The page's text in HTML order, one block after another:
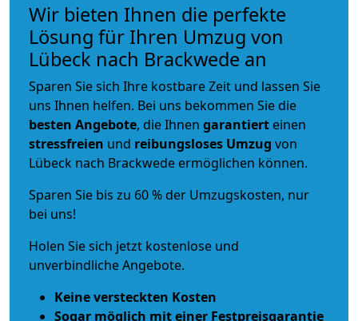
Wir bieten Ihnen die perfekte
Lösung für Ihren Umzug von
Lübeck nach Brackwede an
Sparen Sie sich Ihre kostbare Zeit und lassen Sie
uns Ihnen helfen. Bei uns bekommen Sie die
besten Angebote, die Ihnen garantiert einen
stressfreien und reibungsloses Umzug von
Lübeck nach Brackwede ermöglichen können.
Sparen Sie bis zu 60 % der Umzugskosten, nur
bei uns!
Holen Sie sich jetzt kostenlose und
unverbindliche Angebote.
Keine versteckten Kosten
Sogar möglich mit einer Festpreisgarantie